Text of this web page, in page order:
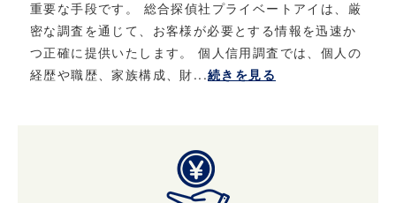
重要な手段です。 総合探偵社プライベートアイは、厳
密な調査を通じて、お客様が必要とする情報を迅速か
つ正確に提供いたします。 個人信用調査では、個人の
経歴や職歴、家族構成、財...続きを見る